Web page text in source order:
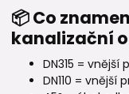
📦 Co
kanalizační
DN315 =
DN110 =